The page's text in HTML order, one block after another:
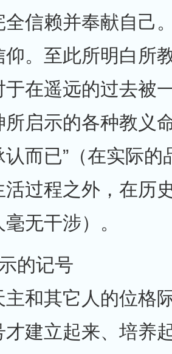
全信赖并奉献自己
仰。至此所明白所
于在遥远的过去被
所启示的各种教义
认而已”（在实际
活过程之外，在历
无干涉）。
的记号
主和其它人的位格
才建立起来、培养